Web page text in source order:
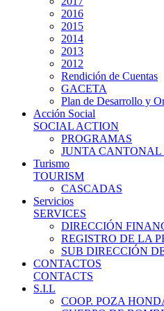
2016
2015
2014
2013
2012
Rendición de Cuentas
GACETA
Plan de Desarrollo y
Acción Social
SOCIAL ACTION
PROGRAMAS
JUNTA CANTONAL
Turismo
TOURISM
CASCADAS
Servicios
SERVICES
DIRECCIÓN
REGISTRO DE LA
SUB DIRECCIÓN
CONTACTOS
CONTACTS
S.I.L
COOP. POZA